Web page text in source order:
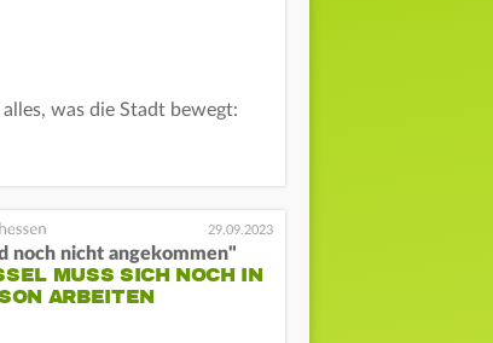
was die Stadt bewegt:
29.09.2023
noch nicht angekommen"
MUSS SICH NOCH IN
ARBEITEN